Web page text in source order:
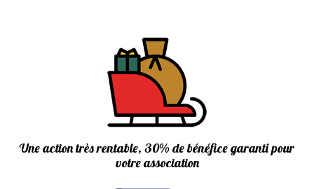
Une action très rentable, 30% de bénéfice garanti pour
votre association